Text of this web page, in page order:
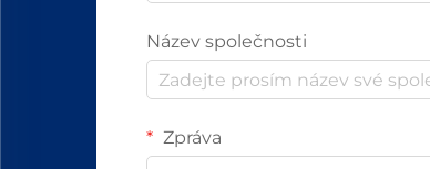
Název společnosti
Zpráva